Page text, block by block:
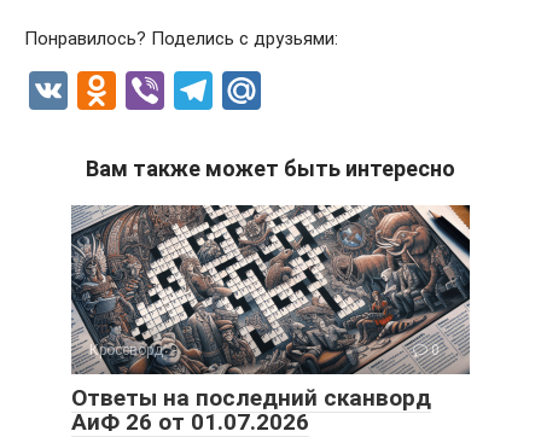
Понравилось? Поделись с друзьями:
V
O
n
o
kl
a
ss
ni
ki
Vi
er
T
e
gr
a
m
.R
u
Вам также может быть интересно
Кроссворд 0
Ответы на последний сканворд
АиФ 26 от 01.07.2026